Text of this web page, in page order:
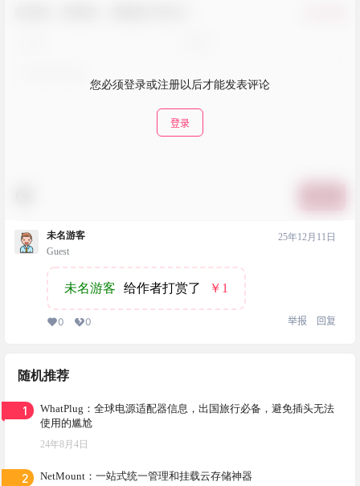
您必须登录或注册以后才能发表评论
登录
未名游客
Guest
25年12月11日
未名游客 给作者打赏了 ￥1
0 0 举报 回复
随机推荐
1
WhatPlug：全球电源适配器信息，出国旅行必备，避免插头无法
使用的尴尬
24年8月4日
2 NetMount：一站式统一管理和挂载云存储神器